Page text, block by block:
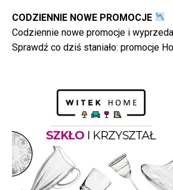
CODZIENNIE NOWE PROMOCJE
Codziennie nowe promocje i
Sprawdź co dziś staniało: promocje